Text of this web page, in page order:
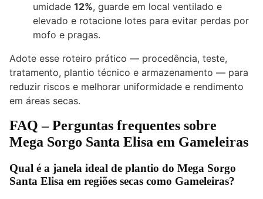
umidade 12%, guarde em local ventilado e
elevado e rotacione lotes para evitar perdas por
mofo e pragas.
Adote esse roteiro prático — procedência, teste,
tratamento, plantio técnico e armazenamento — para
reduzir riscos e melhorar uniformidade e rendimento
em áreas secas.
FAQ – Perguntas frequentes sobre
Mega Sorgo Santa Elisa em Gameleiras
Qual é a janela ideal de plantio do Mega Sorgo
Santa Elisa em regiões secas como Gameleiras?